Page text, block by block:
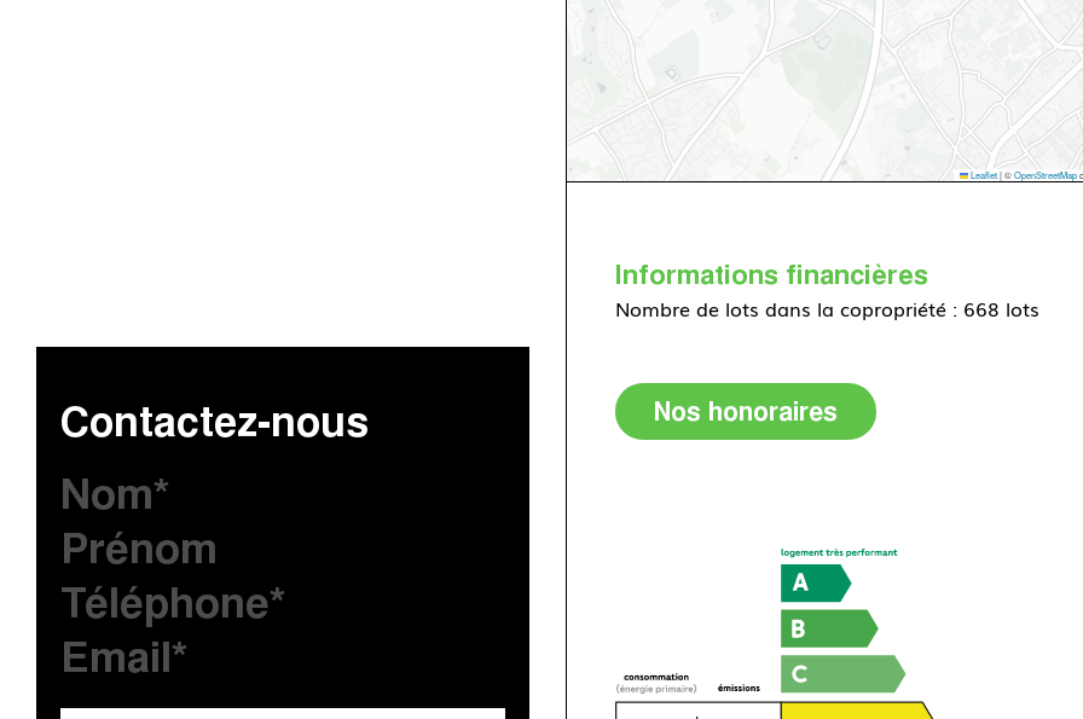
Contactez-nous
Leaflet |©OpenStreetMap
Informations financières
Nombre de lots dans la copropriété : 668 lots
Nos honoraires